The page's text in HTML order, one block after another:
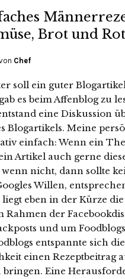
Brot und
Chef
soll ein guter
es beim Affenblog zu
eine Diskussion
Blogartikels. Meine
einfach: Wenn ein
Artikel auch gerne
wenn nicht, dann sollte
Willen,
liegt eben in der Kürze
Rahmen der
und um
entspannte sich
einen Rezeptbeitrag
bringen. Eine